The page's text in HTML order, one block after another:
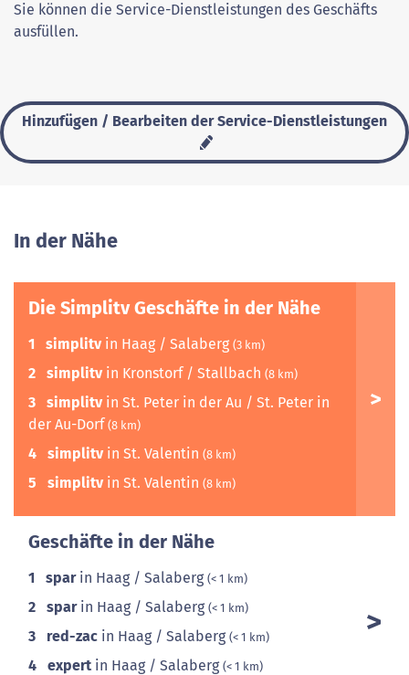
Sie können die Service-Dienstleistungen des Geschäfts
ausfüllen.
Hinzufügen / Bearbeiten der Service-Dienstleistungen
In der Nähe
Die Simplitv Geschäfte in der Nähe
1 simplitvin Haag / Salaberg (3 km)
2 simplitvin Kronstorf / Stallbach (8 km)
3 simplitvin St. Peter in der Au / St. Peter in
der Au-Dorf (8 km)
4 simplitvin St. Valentin (8 km)
5 simplitvin St. Valentin (8 km)
Geschäfte in der Nähe
1 sparin Haag / Salaberg (< 1 km)
2 sparin Haag / Salaberg (< 1 km)
3 red-zac in Haag / Salaberg (< 1 km)
4 expert in Haag / Salaberg (< 1 km)